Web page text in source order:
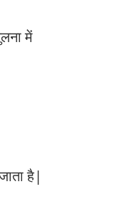
में
है|